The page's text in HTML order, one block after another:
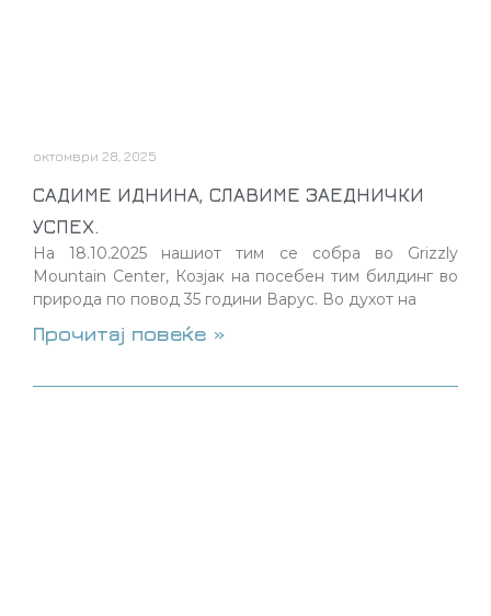
октомври 28, 2025
САДИМЕ ИДНИНА, СЛАВИМЕ ЗАЕДНИЧКИ
УСПЕХ.
На 18.10.2025 нашиот тим се собра во Grizzly
Mountain Center, Козјак на посебен тим билдинг во
природа по повод 35 години Варус. Во духот на
Прочитај повеќе »